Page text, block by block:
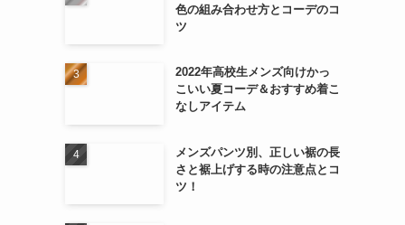
色の組み合わせ方とコーデのコ
ツ
2022年高校生メンズ向けかっ
こいい夏コーデ＆おすすめ着こ
なしアイテム
メンズパンツ別、正しい裾の長
さと裾上げする時の注意点とコ
ツ！